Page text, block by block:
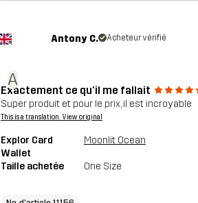
A
Antony C. Acheteur vérifié
Exactement ce qu’il me fallait
Super produit et pour le prix, il est incroyable
This is a translation. View original
Explor Card
Wallet
Moonlit Ocean
Taille achetée One Size